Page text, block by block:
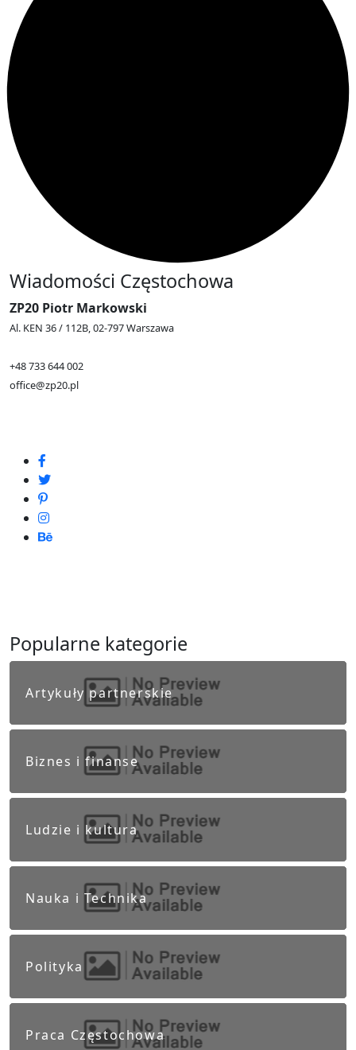
Wiadomości Częstochowa
ZP20 Piotr Markowski
Al. KEN 36 / 112B, 02-797 Warszawa
+48 733 644 002
office@zp20.pl
Popularne kategorie
Artykuły partnerskie
Biznes i finanse
Ludzie i kultura
Nauka i Technika
Polityka
Praca Częstochowa